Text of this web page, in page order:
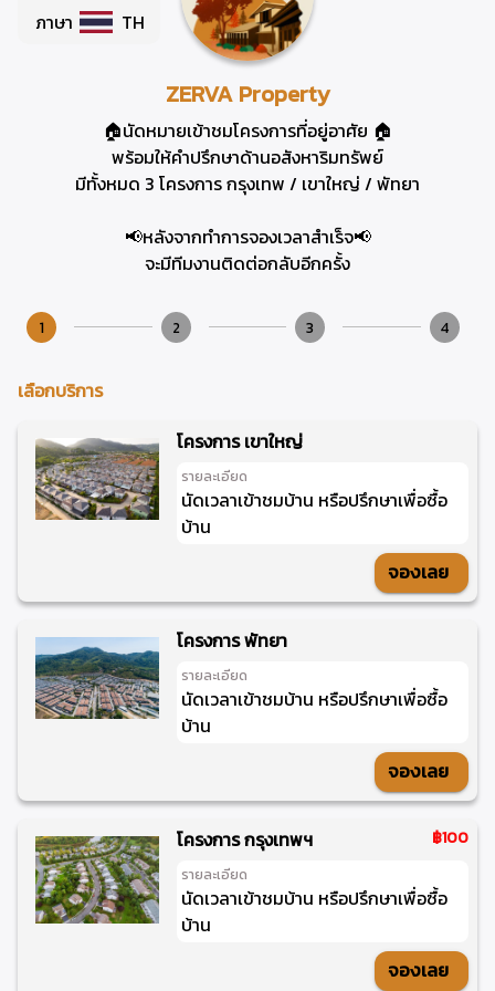
ภาษา TH
ZERVA Property
🏠นัดหมายเข้าชมโครงการที่อยู่อาศัย 🏠
พร้อมให้คำปรึกษาด้านอสังหาริมทรัพย์
มีทั้งหมด 3 โครงการ กรุงเทพ / เขาใหญ่ / พัทยา
📢หลังจากทำการจองเวลาสำเร็จ📢
จะมีทีมงานติดต่อกลับอีกครั้ง
1 2 3 4
เลือกบริการ
โครงการ เขาใหญ่
รายละเอียด
นัดเวลาเข้าชมบ้าน หรือปรึกษาเพื่อซื้อ
บ้าน
จองเลย
โครงการ พัทยา
รายละเอียด
นัดเวลาเข้าชมบ้าน หรือปรึกษาเพื่อซื้อ
บ้าน
จองเลย
โครงการ กรุงเทพฯ ฿100
รายละเอียด
นัดเวลาเข้าชมบ้าน หรือปรึกษาเพื่อซื้อ
บ้าน
จองเลย